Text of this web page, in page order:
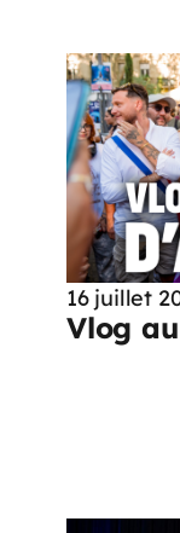
16 juillet
Vlog